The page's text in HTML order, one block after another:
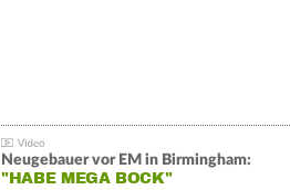
Neugebauer vor EM in Birmingham:
"HABE MEGA BOCK"